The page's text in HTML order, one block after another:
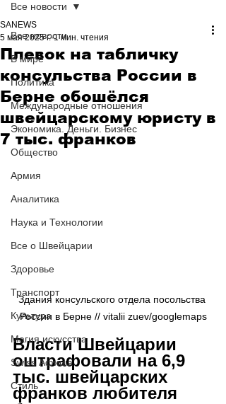
Все новости
В мире
Политика
Международные отношения
Экономика. Деньги. Бизнес
Общество
Армия
Аналитика
Наука и Технологии
Все о Швейцарии
Здоровье
Транспорт
Культура
Магия искусства
Swiss Афиша
Стиль
Все новости
Плевок на табличку
консульства России в
Берне обошёлся
швейцарскому юристу в
7 тыс. франков
SANEWS
5 мая 2025 г. 1 мин. чтения
Здания консульского отдела посольства
России в Берне // vitalii zuev/googlemaps
Власти Швейцарии
оштрафовали на 6,9
тыс. швейцарских
франков любителя